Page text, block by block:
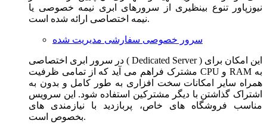
نیوزپاور تنوع بینظیری از سرورهای ابری نیمه خصوصی یا
نیمه اختصاصی ارائه شده است.
سرور خصوصی سفارشی مدیریت شده
در سرور ابری اختصاصی ( Dedicated Server ) این امکان برای
مشترک فراهم می آید که از تمامی ظرفیت CPU و RAM به
همراه سایر امکانات سخت افزاری به طور کامل و بدون به
اشتراک گذاشتن با دیگر مشترکین استفاده شود. این سرویس
مناسب فروشگاه های خاص، پربازدید با نیازمندی های
بخصوص است.